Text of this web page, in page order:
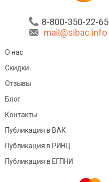
8-800-350-22-65
mail@sibac.info
О нас
Скидки
Отзывы
Блог
Контакты
Публикация в ВАК
Публикация в РИНЦ
Публикация в ЕГПНИ